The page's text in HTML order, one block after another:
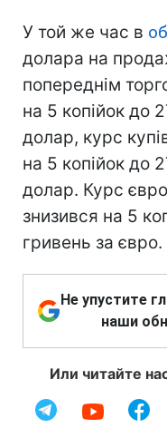
У той же час в
долара на
попереднім
на 5 копійок до
долар, курс
на 5 копійок до
долар. Курс
знизився на 5
гривень за євро.
Не упустите
наши
Или читайте